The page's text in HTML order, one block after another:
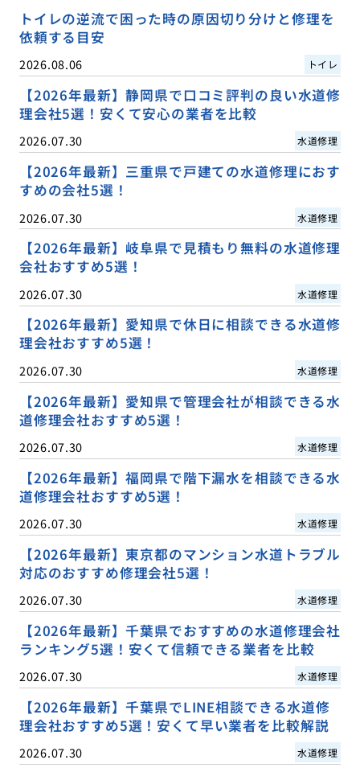
トイレの逆流で困った時の原因切り分けと修理を
依頼する目安
2026.08.06 トイレ
【2026年最新】静岡県で口コミ評判の良い水道修
理会社5選！安くて安心の業者を比較
2026.07.30 水道修理
【2026年最新】三重県で戸建ての水道修理におす
すめの会社5選！
2026.07.30 水道修理
【2026年最新】岐阜県で見積もり無料の水道修理
会社おすすめ5選！
2026.07.30 水道修理
【2026年最新】愛知県で休日に相談できる水道修
理会社おすすめ5選！
2026.07.30 水道修理
【2026年最新】愛知県で管理会社が相談できる水
道修理会社おすすめ5選！
2026.07.30 水道修理
【2026年最新】福岡県で階下漏水を相談できる水
道修理会社おすすめ5選！
2026.07.30 水道修理
【2026年最新】東京都のマンション水道トラブル
対応のおすすめ修理会社5選！
2026.07.30 水道修理
【2026年最新】千葉県でおすすめの水道修理会社
ランキング5選！安くて信頼できる業者を比較
2026.07.30 水道修理
【2026年最新】千葉県でLINE相談できる水道修
理会社おすすめ5選！安くて早い業者を比較解説
2026.07.30 水道修理